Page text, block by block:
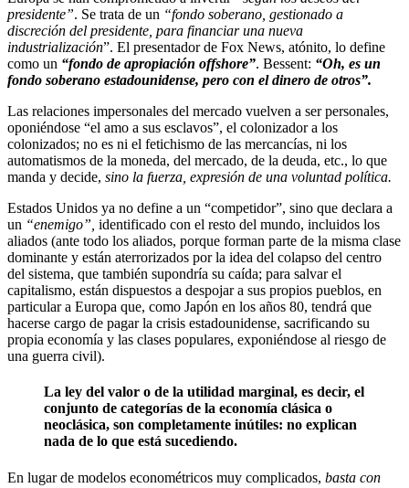
presidente”. Se trata de un “fondo soberano, gestionado a
discreción del presidente, para financiar una nueva
industrialización”. El presentador de Fox News, atónito, lo define
como un “fondo de apropiación offshore”. Bessent: “Oh, es un
fondo soberano estadounidense, pero con el dinero de otros”.
Las relaciones impersonales del mercado vuelven a ser personales,
oponiéndose “el amo a sus esclavos”, el colonizador a los
colonizados; no es ni el fetichismo de las mercancías, ni los
automatismos de la moneda, del mercado, de la deuda, etc., lo que
manda y decide, sino la fuerza, expresión de una voluntad política.
Estados Unidos ya no define a un “competidor”, sino que declara a
un “enemigo”, identificado con el resto del mundo, incluidos los
aliados (ante todo los aliados, porque forman parte de la misma clase
dominante y están aterrorizados por la idea del colapso del centro
del sistema, que también supondría su caída; para salvar el
capitalismo, están dispuestos a despojar a sus propios pueblos, en
particular a Europa que, como Japón en los años 80, tendrá que
hacerse cargo de pagar la crisis estadounidense, sacrificando su
propia economía y las clases populares, exponiéndose al riesgo de
una guerra civil).
La ley del valor o de la utilidad marginal, es decir, el
conjunto de categorías de la economía clásica o
neoclásica, son completamente inútiles: no explican
nada de lo que está sucediendo.
En lugar de modelos econométricos muy complicados, basta con